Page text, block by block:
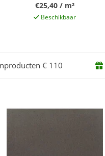
€25,40 / m²
Beschikbaar
€ 110